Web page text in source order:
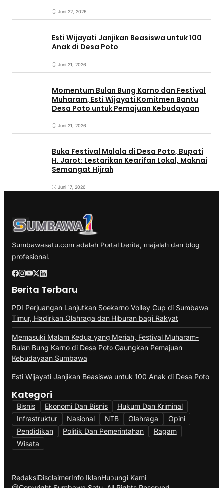
Juni 22, 2026
Esti Wijayati Janjikan Beasiswa untuk 100
Anak di Desa Poto
Juni 21, 2026
Momentum Bulan Bung Karno dan Festival
Muharam, Esti Wijayati Komitmen Bantu
Desa Poto untuk Pemajuan Kebudayaan
Juni 21, 2026
Buka Festival Malala di Desa Poto, Bupati
H. Jarot: Lestarikan Kearifan Lokal, Maknai
Semangat Hijrah
Juni 17, 2026
Sumbawasatu.com adalah Portal berita, majalah dan blog
profesional.
Berita Terbaru
PDI Perjuangan Lanjutkan Soekarno Volley Cup di Sumbawa
Timur, Hadirkan Olahraga dan Hiburan bagi Rakyat
Memasuki Malam Kedua yang Meriah, Festival Muharam-
Bulan Bung Karno di Desa Poto Gaungkan Pemajuan
Kebudayaan Sumbawa
Esti Wijayati Janjikan Beasiswa untuk 100 Anak di Desa Poto
Kategori
Bisnis Ekonomi Dan Bisnis
Hukum Dan Kriminal
Infrastruktur
Nasional NTB Olahraga
Opini
Pendidikan
Politik Dan Pemerintahan
Ragam
Wisata
RedaksiDisclaimerInfo IklanHubungi Kami